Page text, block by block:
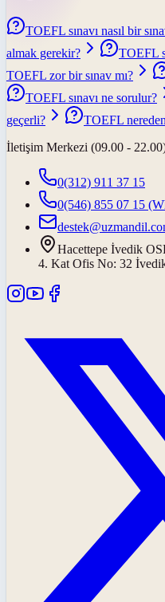
TOEFL sınavı nasıl bir
almak gerekir?
TOEFL
TOEFL zor bir sınav mı?
TOEFL sınavı ne sorulur?
geçerli?
TOEFL
İletişim Merkezi (09.00 -
0(312) 911 37 15
0(546) 855 07 15
Hacettepe İvedik
4. Kat Ofis No: 32